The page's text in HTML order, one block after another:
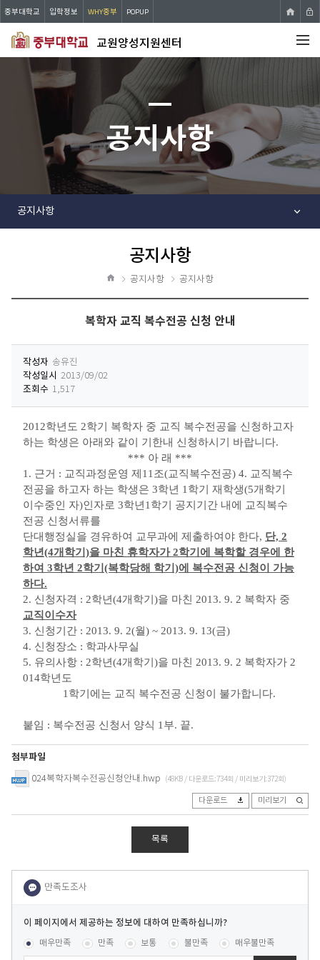
교원양성지원센터
중부대학교 입학정보 WHY중부 POPUP
공지사항
공지사항
공지사항
공지사항 공지사항
복학자 교직 복수전공 신청 안내
작성자 송유진
작성일시 2013/09/02
조회수 1,517
2012학년도 2학기 복학자 중 교직 복수전공을 신청하고자
하는 학생은 아래와 같이 기한내 신청하시기 바랍니다.
*** 아 래 ***
1. 근거 : 교직과정운영 제11조(교직복수전공) 4. 교직복수
전공을 하고자 하는 학생은 3학년 1학기 재학생(5개학기
이수중인 자)인자로 3학년1학기 공지기간 내에 교직복수
전공 신청서류를
단대 행정실을 경유하여 교무과에 제출하여야 한다, 단, 2
학년(4개학기)을 마친 휴학자가 2학기에 복학할 경우에 한
하여 3학년 2학기(복학당해 학기)에 복수전공 신청이 가능
하다.
2. 신청자격 : 2학년(4개학기)을 마친 2013. 9. 2 복학자 중
교직이수자
3. 신청기간 : 2013. 9. 2(월) ~ 2013. 9. 13(금)
4. 신청장소 : 학과사무실
5. 유의사항 : 2학년(4개학기)을 마친 2013. 9. 2 복학자가 2
014학년도
1학기에는 교직 복수전공 신청이 불가합니다.
붙임 : 복수전공 신청서 양식 1부. 끝.
첨부파일
024복학자복수전공신청안내.hwp (48KB / 다운로드:734회 / 미리보기:372회)
다운로드 미리보기
목록
이
페
이
콘텐츠 만족도 조사 [평균 .45 점 / 11 명 참여]
매우만족 만족 보통 불만족 매우불만족